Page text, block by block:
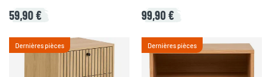
59,90 € 99,90 €
Dernières pièces Dernières pièces